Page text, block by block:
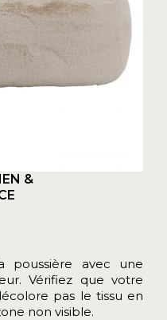
&
poussière avec une
Vérifiez que votre
pas le tissu en
non visible.